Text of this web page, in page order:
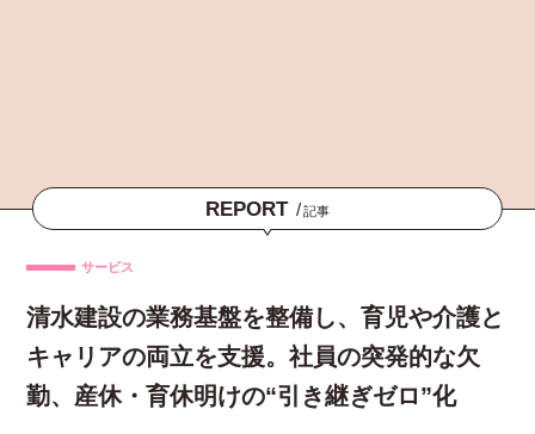
REPORT /記事
サービス
清水建設の業務基盤を整備し、育児や介護と
キャリアの両立を支援。社員の突発的な欠
勤、産休・育休明けの“引き継ぎゼロ”化